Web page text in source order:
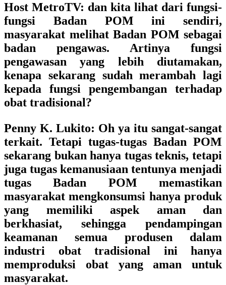
Host MetroTV: dan kita lihat dari fungsi-
fungsi Badan POM ini sendiri,
masyarakat melihat Badan POM sebagai
badan pengawas. Artinya fungsi
pengawasan yang lebih diutamakan,
kenapa sekarang sudah merambah lagi
kepada fungsi pengembangan terhadap
obat tradisional?
Penny K. Lukito: Oh ya itu sangat-sangat
terkait. Tetapi tugas-tugas Badan POM
sekarang bukan hanya tugas teknis, tetapi
juga tugas kemanusiaan tentunya menjadi
tugas Badan POM memastikan
masyarakat mengkonsumsi hanya produk
yang memiliki aspek aman dan
berkhasiat, sehingga pendampingan
keamanan semua produsen dalam
industri obat tradisional ini hanya
memproduksi obat yang aman untuk
masyarakat.